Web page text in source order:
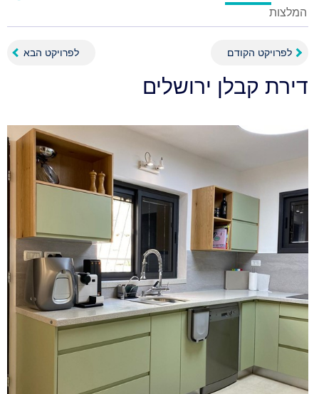
המלצות
לפרויקט הקודם לפרויקט הבא
דירת קבלן ירושלים